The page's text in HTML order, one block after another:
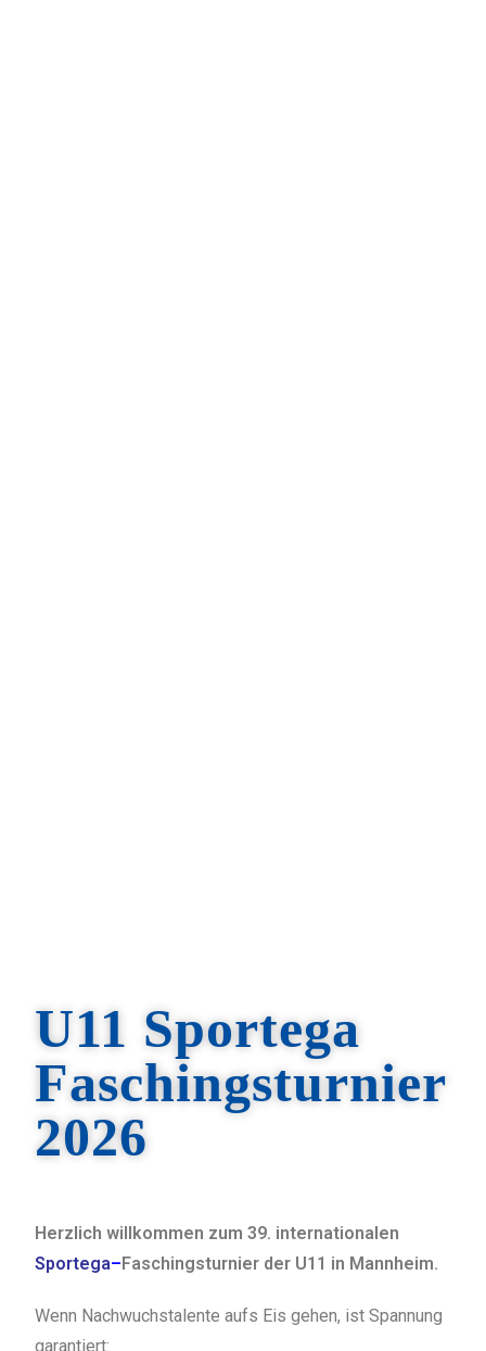
U11 Sportega
Faschingsturnier
2026
Herzlich willkommen zum 39. internationalen
Sportega–Faschingsturnier der U11 in Mannheim.
Wenn Nachwuchstalente aufs Eis gehen, ist Spannung
garantiert: